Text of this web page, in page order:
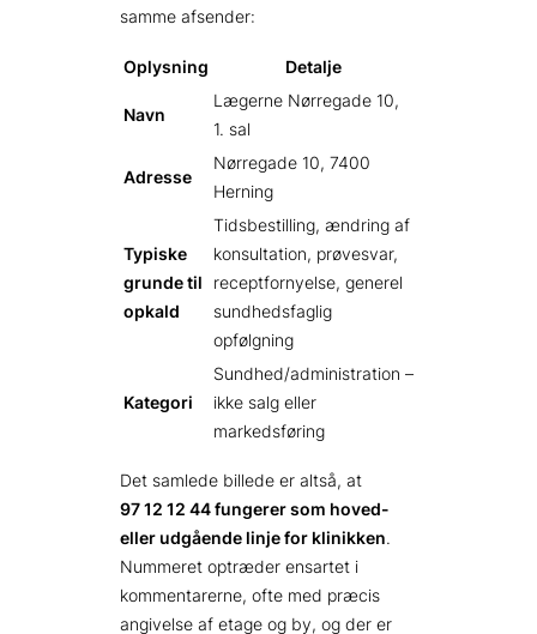
samme afsender:
Oplysning Detalje
Navn
Lægerne Nørregade 10,
1. sal
Adresse
Nørregade 10, 7400
Herning
Typiske
grunde til
opkald
Tidsbestilling, ændring af
konsultation, prøvesvar,
receptfornyelse, generel
sundhedsfaglig
opfølgning
Kategori
Sundhed/administration –
ikke salg eller
markedsføring
Det samlede billede er altså, at
97 12 12 44 fungerer som hoved-
eller udgående linje for klinikken.
Nummeret optræder ensartet i
kommentarerne, ofte med præcis
angivelse af etage og by, og der er